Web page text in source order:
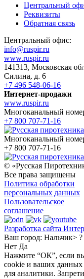
Центральный
Реквизиты
Обратная связь
Центральный офис:
info@ruspir.ru
www.ruspir.ru
141313, Московская
Силина, д. 6
+7 496 548-06-16
Интернет-продажи
www.ruspir.ru
Многоканальный
+7 800 707-71-16
Многоканальный
+7 800 707-71-16
© «Русская
Все права защищены
Политика обработки
персональных данных
Пользовательское
соглашение
Разработка сайта
Ваш город: Нальчик> ?
Нет Да
Нажмите “ОК”, если вы
cookie и ваших данных
для аналитики.